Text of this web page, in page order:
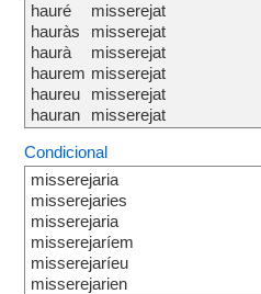
hauré
hauràs
haurà
haurem
haureu
hauran
misserejat
misserejat
misserejat
misserejat
misserejat
misserejat
Condicional
misserejaria
misserejaries
misserejaria
misserejaríem
misserejaríeu
misserejarien